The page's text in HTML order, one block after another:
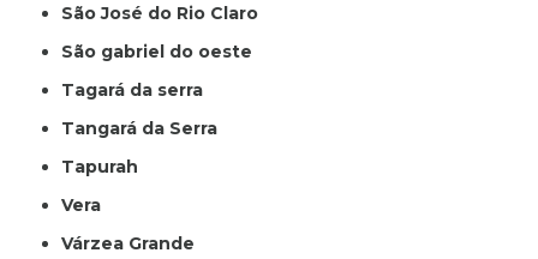
São José do Rio Claro
São gabriel do oeste
Tagará da serra
Tangará da Serra
Tapurah
Vera
Várzea Grande